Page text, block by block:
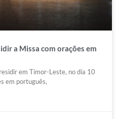
a Missa com orações em
em Timor-Leste, no dia 10
em português,